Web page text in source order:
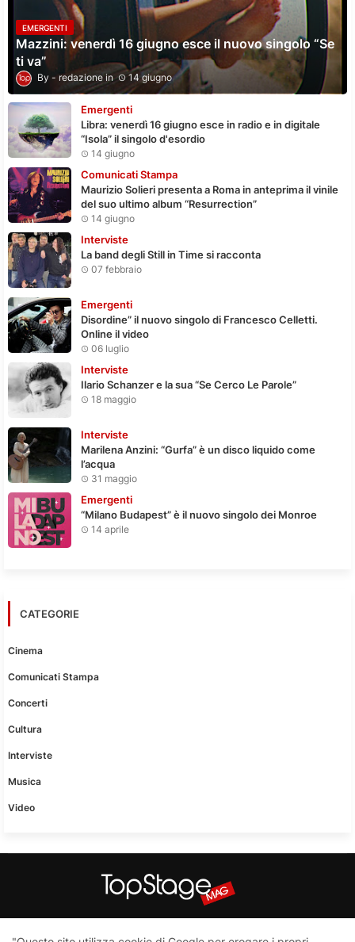
EMERGENTI
Mazzini: venerdì 16 giugno esce il nuovo singolo “Se
ti va”
redazione 14 giugno
Emergenti
Libra: venerdì 16 giugno esce in radio e in digitale
“Isola” il singolo d'esordio
14 giugno
Comunicati Stampa
Maurizio Solieri presenta a Roma in anteprima il vinile
del suo ultimo album “Resurrection”
14 giugno
Interviste
La band degli Still in Time si racconta
07 febbraio
Emergenti
Disordine” il nuovo singolo di Francesco Celletti.
Online il video
06 luglio
Interviste
Ilario Schanzer e la sua “Se Cerco Le Parole”
18 maggio
Interviste
Marilena Anzini: “Gurfa” è un disco liquido come
l’acqua
31 maggio
Emergenti
“Milano Budapest” è il nuovo singolo dei Monroe
14 aprile
CATEGORIE
Cinema
Comunicati Stampa
Concerti
Cultura
Interviste
Musica
Video